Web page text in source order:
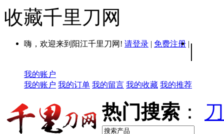
收藏千里刀网
嗨，欢迎来到阳江千里刀网! 请登录 | 免费注册 | |
我的账户
我的账户 我的订单 我的留言 我的收藏 我的推荐
热门搜索 ：